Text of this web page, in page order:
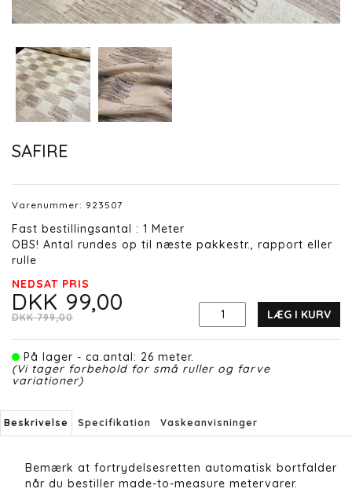
SAFIRE
Varenummer: 923507
Fast bestillingsantal : 1 Meter
OBS! Antal rundes op til næste pakkestr., rapport eller
rulle
NEDSAT PRIS
DKK 99,00
DKK 799,00 LÆG I KURV
På lager - ca.antal: 26 meter.
(Vi tager forbehold for små ruller og farve
variationer)
Beskrivelse Specifikation Vaskeanvisninger
Bemærk at fortrydelsesretten automatisk bortfalder
når du bestiller made-to-measure metervarer.